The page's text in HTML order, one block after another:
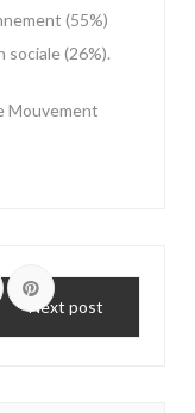
(55%)
(26%).
Mouvement
Next post